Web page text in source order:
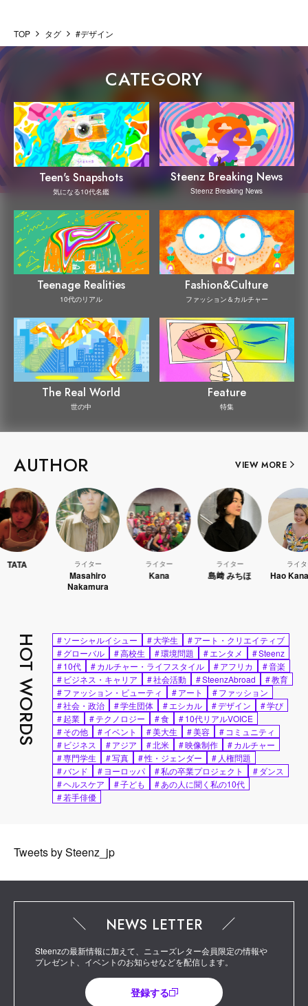
TOP タグ #デザイン
CATEGORY
Teen's Snapshots
気になる10代名鑑
Steenz Breaking News
Steenz Breaking News
Teenage Realities
10代のリアル
Fashion&Culture
ファッション＆カルチャー
The Real World
世の中
Feature
特集
AUTHOR VIEW MORE
ライター ライター
Kana
ライター
島﨑 みちほ
ライター
Hao Kanayama
HOT WORDS #ソーシャルイシュー #大学生 #アート・クリエイティブ
#グローバル #高校生 #環境問題 #エンタメ #Steenz
#10代 #カルチャー・ライフスタイル #アフリカ #音楽
# ビジネス・キャリア #社会活動 #SteenzAbroad #教育
#ファッション・ビューティ #アート #ファッション
#社会・政治 #学生団体 #エシカル #デザイン #学び
#起業 #テクノロジー #食 #10代リアルVOICE
#その他 #イベント #美大生 #美容 # コミュニティ
# ビジネス #アジア #北米 #映像制作 #カルチャー
#専門学生 #写真 #性・ジェンダー # 人権問題
#バンド #ヨーロッパ #私の卒業プロジェクト #ダンス
#ヘルスケア #子ども #あの人に聞く私の10代
#若手俳優
Tweets by Steenz_jp
NEWS LETTER
Steenzの最新情報に加えて、ニューズレター会員限定の情報や
プレゼント、イベントのお知らせなどを配信します。
登録する